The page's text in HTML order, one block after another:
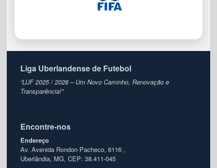
Liga Uberlandense de Futebol
“LUF 2025 / 2028 – Um Novo Caminho, Renovação e
Transparência!”
Encontre-nos
Endereço
Av. Avenida Rondon Pacheco, 6116 ,
Uberlândia, MG, CEP: 38.411-045